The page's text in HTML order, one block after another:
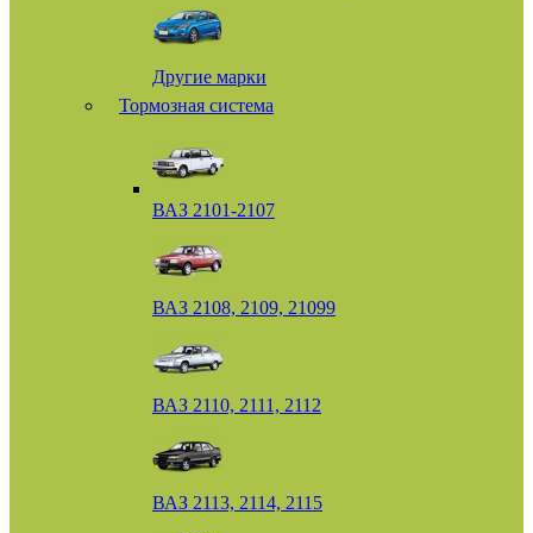
Другие марки
Тормозная система
ВАЗ 2101-2107
ВАЗ 2108, 2109, 21099
ВАЗ 2110, 2111, 2112
ВАЗ 2113, 2114, 2115